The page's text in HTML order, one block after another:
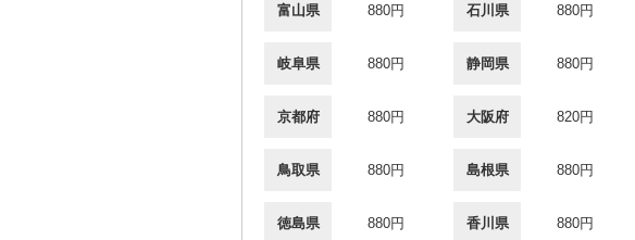
富山県 880円 石川県 880円
岐阜県 880円 静岡県 880円
京都府 880円 大阪府 820円
鳥取県 880円 島根県 880円
徳島県 880円 香川県 880円